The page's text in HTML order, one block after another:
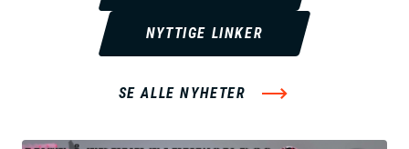
NYTTIGE LINKER
SE ALLE NYHETER